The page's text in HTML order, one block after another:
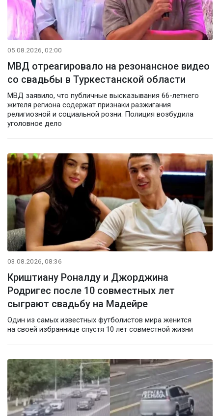
05.08.2026, 02:00
МВД отреагировало на резонансное видео
со свадьбы в Туркестанской области
МВД заявило, что публичные высказывания 66-летнего
жителя региона содержат признаки разжигания
религиозной и социальной розни. Полиция возбудила
уголовное дело
03.08.2026, 08:36
Криштиану Роналду и Джорджина
Родригес после 10 совместных лет
сыграют свадьбу на Мадейре
Один из самых известных футболистов мира женится
на своей избраннице спустя 10 лет совместной жизни